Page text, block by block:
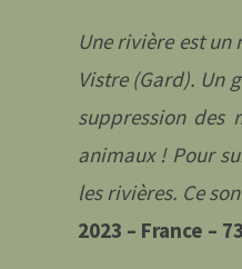
Une rivière est
Vistre (Gard). Un
suppression des
animaux ! Pour
les rivières. Ce
2023 – France –